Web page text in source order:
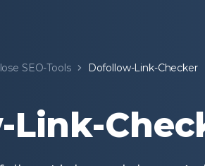
SEO-Tools Dofollow-Link-Checker
Link-